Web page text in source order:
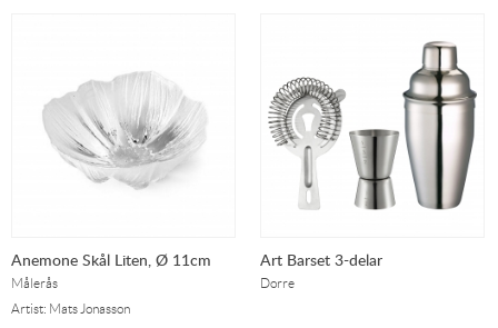
Anemone Skål Liten, Ø 11cm
Målerås
Artist: Mats Jonasson
Art Barset 3-delar
Dorre